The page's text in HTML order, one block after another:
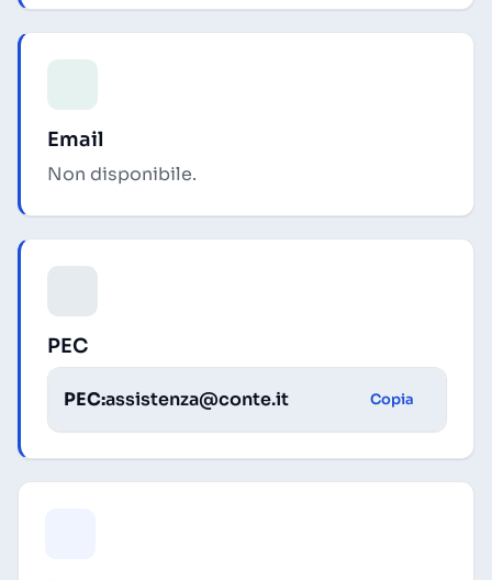
Email
Non disponibile.
PEC
PEC:assistenza@conte.it Copia